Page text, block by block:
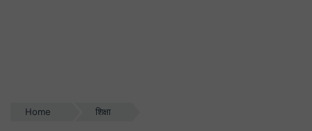
Home शिक्षा